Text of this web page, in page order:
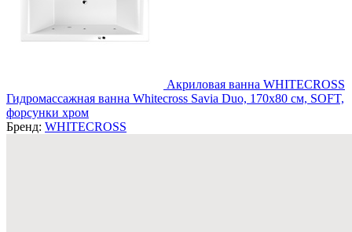
Акриловая ванна WHITECROSS
Гидромассажная ванна Whitecross Savia Duo, 170x80 см, SOFT,
форсунки хром
Бренд: WHITECROSS